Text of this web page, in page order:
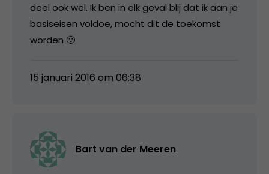
deel ook wel. Ik ben in elk geval blij dat ik aan je
basiseisen voldoe, mocht dit de toekomst
worden 🙂
15 januari 2016 om 06:38
Bart van der Meeren